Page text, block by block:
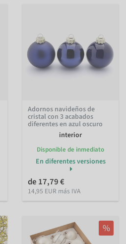
Adornos navideños de
cristal con 3 acabados
diferentes en azul oscuro
interior
Disponible de inmediato
En diferentes versiones
de 17,79 €
14,95 EUR más IVA
%